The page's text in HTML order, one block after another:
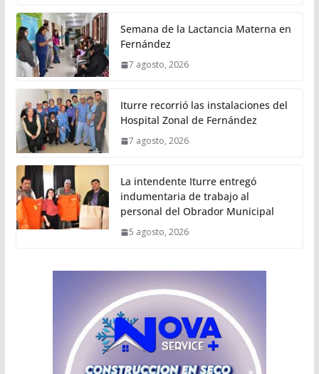
Semana de la Lactancia Materna en
Fernández
7 agosto, 2026
Iturre recorrió las instalaciones del
Hospital Zonal de Fernández
7 agosto, 2026
La intendente Iturre entregó
indumentaria de trabajo al
personal del Obrador Municipal
5 agosto, 2026